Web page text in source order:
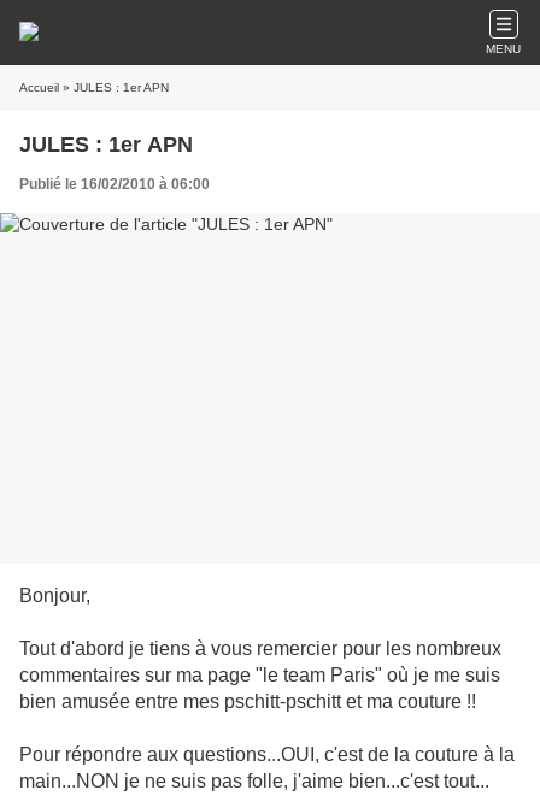
MENU
Accueil » JULES : 1er APN
JULES : 1er APN
Publié le 16/02/2010 à 06:00
Bonjour,
Tout d'abord je tiens à vous remercier pour les nombreux
commentaires sur ma page "le team Paris" où je me suis
bien amusée entre mes pschitt-pschitt et ma couture !!
Pour répondre aux questions...OUI, c'est de la couture à la
main...NON je ne suis pas folle, j'aime bien...c'est tout...